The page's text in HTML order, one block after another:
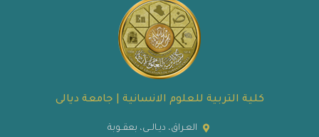
كلية التربية للعلوم الانسانية | جامعة ديالى
العـراق، ديـالــى، بعقــوبة